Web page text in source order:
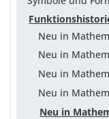
Neu in
Neu in
Neu in
Neu in
Neu in